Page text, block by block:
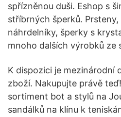
spřízněnou duši. Eshop s
stříbrných šperků. Prsteny,
náhrdelníky, šperky s
mnoho dalších výrobků ze
K dispozici je mezinárodní
zboží. Nakupujte právě
sortiment bot a stylů na
sandálků na klínu k